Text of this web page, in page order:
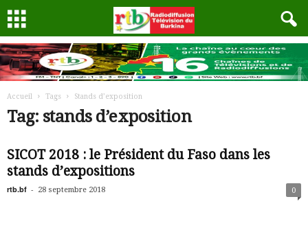
Accueil Tags Stands d’exposition
Tag: stands d’exposition
SICOT 2018 : le Président du Faso dans les
stands d’expositions
rtb.bf - 28 septembre 2018 0